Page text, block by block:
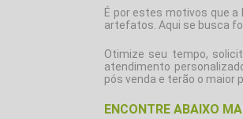
É por estes motivos que
artefatos. Aqui se busca
Otimize seu tempo,
atendimento
pós venda e terão o maior
ENCONTRE ABAIXO